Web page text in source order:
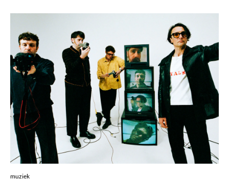
muziek